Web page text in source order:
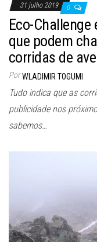
31 julho 2019 0
Eco-
que podem
corridas de
Por WLADIMIR TOGUMI
Tudo indica que as
publicidade nos
sabemos…